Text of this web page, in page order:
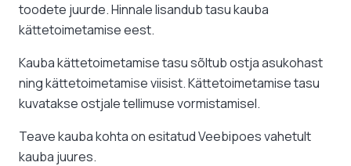
toodete juurde. Hinnale lisandub tasu kauba
kättetoimetamise eest.
Kauba kättetoimetamise tasu sõltub ostja asukohast
ning kättetoimetamise viisist. Kättetoimetamise tasu
kuvatakse ostjale tellimuse vormistamisel.
Teave kauba kohta on esitatud Veebipoes vahetult
kauba juures.